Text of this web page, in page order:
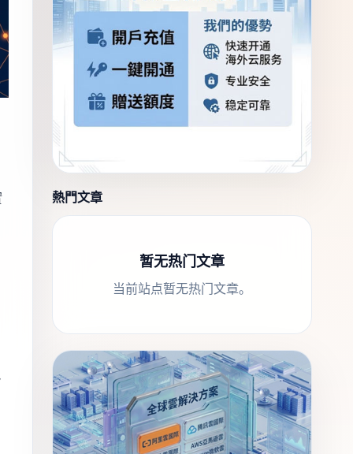
熱門文章
暂无热门文章
当前站点暂无热门文章。